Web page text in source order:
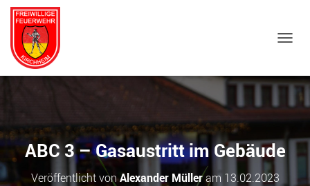
ABC 3 – Gasaustritt im Gebäude
Veröffentlicht vonAlexander Mülleram 13.02.2023